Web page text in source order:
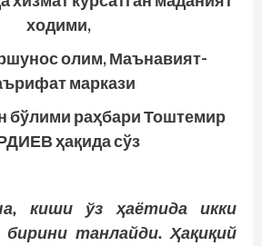
ходими,
олим, Маънавият-
маркази
бўлими раҳбари Тоштемир
ҳақида сўз
киши ўз ҳаётида икки
танлайди. Ҳақиқий